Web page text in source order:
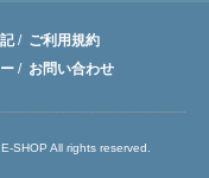
/ ご利用規約
/ お問い合わせ
SHOP All rights reserved.